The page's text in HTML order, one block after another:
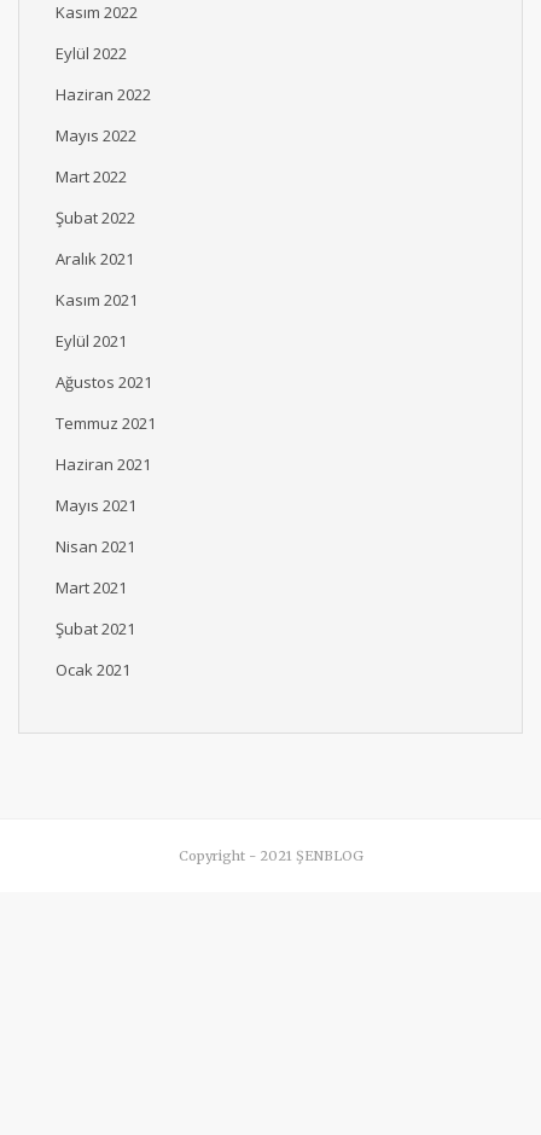
Kasım 2022
Eylül 2022
Haziran 2022
Mayıs 2022
Mart 2022
Şubat 2022
Aralık 2021
Kasım 2021
Eylül 2021
Ağustos 2021
Temmuz 2021
Haziran 2021
Mayıs 2021
Nisan 2021
Mart 2021
Şubat 2021
Ocak 2021
Copyright - 2021 ŞENBLOG